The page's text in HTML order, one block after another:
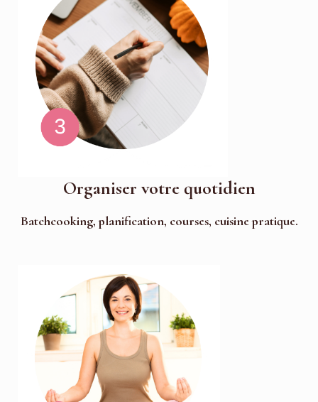
Organiser votre quotidien
Batchcooking, planification, courses, cuisine pratique.